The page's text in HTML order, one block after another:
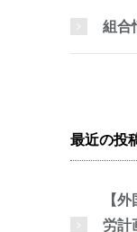
組合
最近の投
【
労計